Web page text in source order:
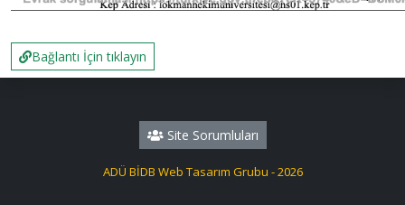
Bağlantı İçin tıklayın
Site Sorumluları
ADÜ BİDB Web Tasarım Grubu - 2026